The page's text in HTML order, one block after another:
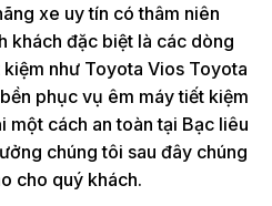
xe uy tín có thâm niên
khách đặc biệt là các dòng
như Toyota Vios Toyota
phục vụ êm máy tiết kiệm
một cách an toàn tại Bạc liêu
chúng tôi sau đây chúng
cho quý khách.